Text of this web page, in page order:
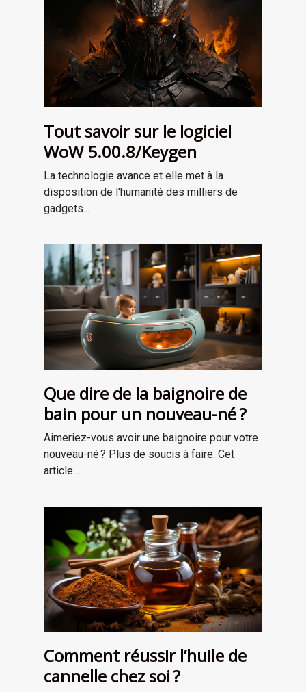
Tout savoir sur le logiciel
WoW 5.00.8/Keygen
La technologie avance et elle met à la
disposition de l'humanité des milliers de
gadgets...
Que dire de la baignoire de
bain pour un nouveau-né ?
Aimeriez-vous avoir une baignoire pour votre
nouveau-né ? Plus de soucis à faire. Cet
article...
Comment réussir l’huile de
cannelle chez soi ?